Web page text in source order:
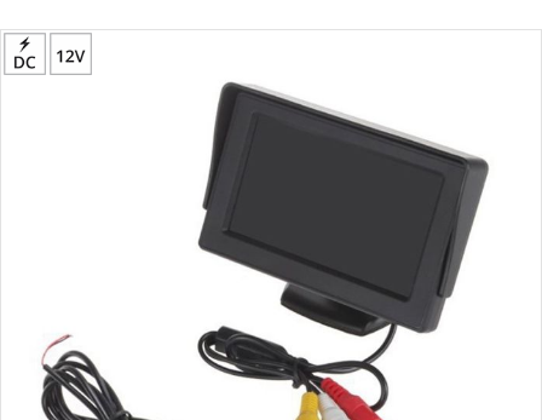
Preskoči
na